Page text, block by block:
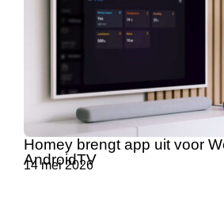
Homey brengt app uit voor
AndroidTV
14 mei 2026